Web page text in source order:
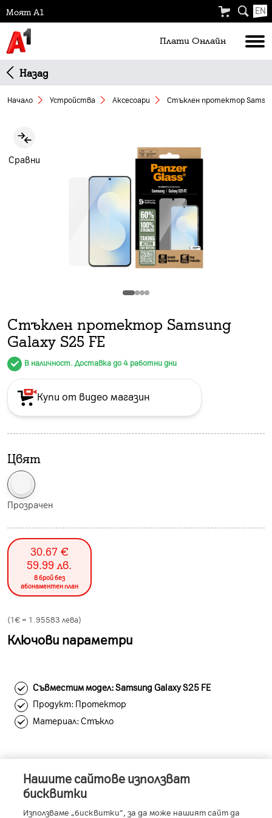
Моят А1 EN
Плати Oнлайн
Назад
Начало Устройства Аксесоари Стъклен протeктор
Сравни
Стъклен протeктор Samsung
Galaxy S25 FE
В наличност. Доставка до 4 работни дни
Купи от видео магазин
Цвят
Прозрачен
30.67 €
59.99 лв.
в брой без
абонаментен план
(1€ = 1.95583 лева)
Ключови параметри
Съвместим модел: Samsung Galaxy S25 FE
Продукт: Протектор
Материал: Стъкло
Информация за устройството
Нашите сайтове използват
бисквитки
Използваме „бисквитки“, за да може нашият сайт да